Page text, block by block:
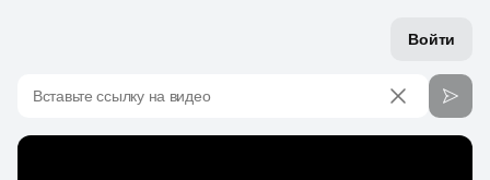
Войти
Вставьте ссылку на видео